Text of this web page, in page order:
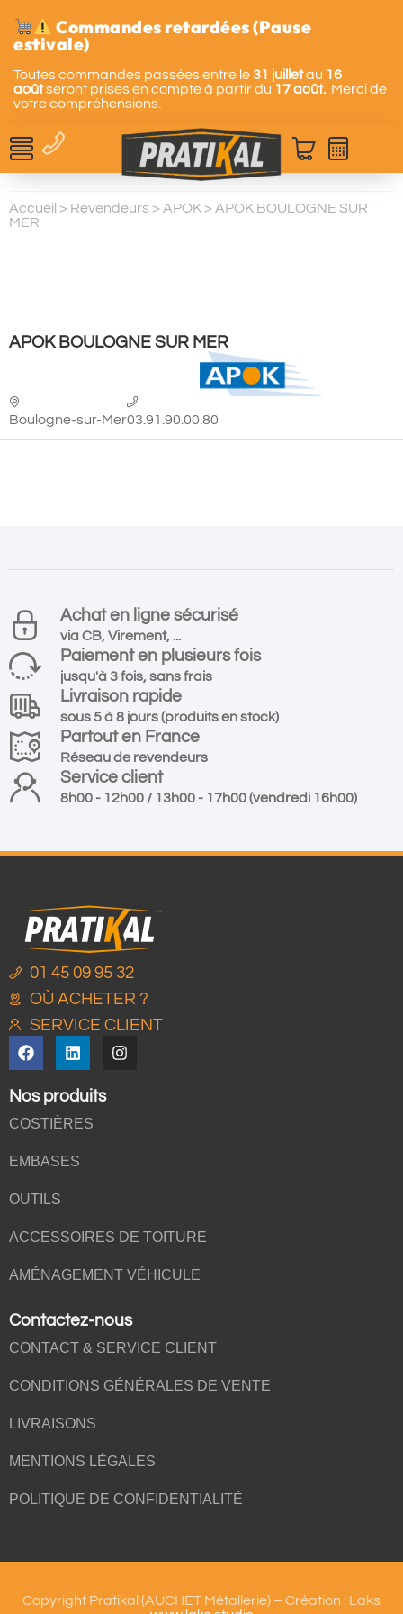
Commandes retardées (Pause
estivale)
Toutes commandes passées entre le31 juilletau 16
aoûtseront prises en compte à partir du 17 août. Merci de
votre compréhensions.
Accueil > Revendeurs > APOK > APOK BOULOGNE SUR
MER
APOK BOULOGNE SUR MER
Boulogne-sur-Mer03.91.90.00.80
Achat en ligne sécurisé
via CB, Virement, ...
Paiement en plusieurs fois
jusqu'à 3 fois, sans frais
Livraison rapide
sous 5 à 8 jours (produits en stock)
Partout en France
Réseau de revendeurs
Service client
8h00 - 12h00 / 13h00 - 17h00 (vendredi 16h00)
01 45 09 95 32
OÙ ACHETER ?
SERVICE CLIENT
Nos produits
COSTIÈRES
EMBASES
OUTILS
ACCESSOIRES DE TOITURE
AMÉNAGEMENT VÉHICULE
Contactez-nous
CONTACT & SERVICE CLIENT
CONDITIONS GÉNÉRALES DE VENTE
LIVRAISONS
MENTIONS LÉGALES
POLITIQUE DE CONFIDENTIALITÉ
Copyright Pratikal (AUCHET Métallerie) – Création : Laks